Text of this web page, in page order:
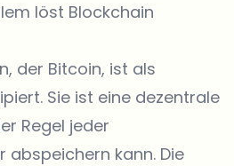
löst Blockchain
der Bitcoin, ist als
Sie ist eine dezentrale
Regel jeder
abspeichern kann. Die